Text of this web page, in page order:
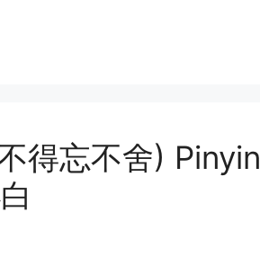
得忘不舍) Pinyin